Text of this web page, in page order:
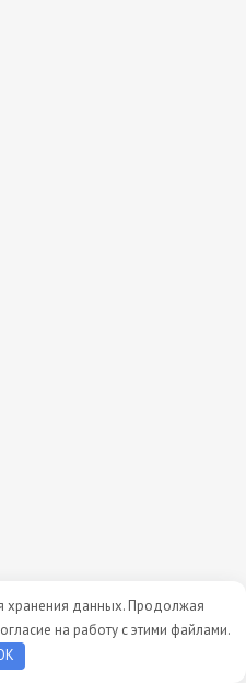
хранения данных. Продолжая
на работу с этими файлами.